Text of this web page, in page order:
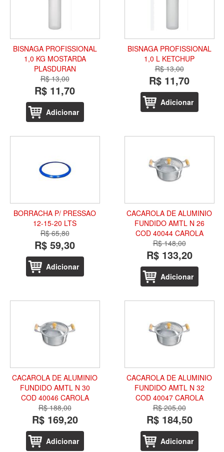
BISNAGA PROFISSIONAL
1,0 KG MOSTARDA
PLASDURAN
R$ 13,00
R$ 11,70
Adicionar
BISNAGA PROFISSIONAL
1,0 L KETCHUP
R$ 13,00
R$ 11,70
Adicionar
BORRACHA P/ PRESSAO
12-15-20 LTS
R$ 65,80
R$ 59,30
Adicionar
CACAROLA DE ALUMINIO
FUNDIDO AMTL N 26
COD 40044 CAROLA
R$ 148,00
R$ 133,20
Adicionar
CACAROLA DE ALUMINIO
FUNDIDO AMTL N 30
COD 40046 CAROLA
R$ 188,00
R$ 169,20
Adicionar
CACAROLA DE ALUMINIO
FUNDIDO AMTL N 32
COD 40047 CAROLA
R$ 205,00
R$ 184,50
Adicionar